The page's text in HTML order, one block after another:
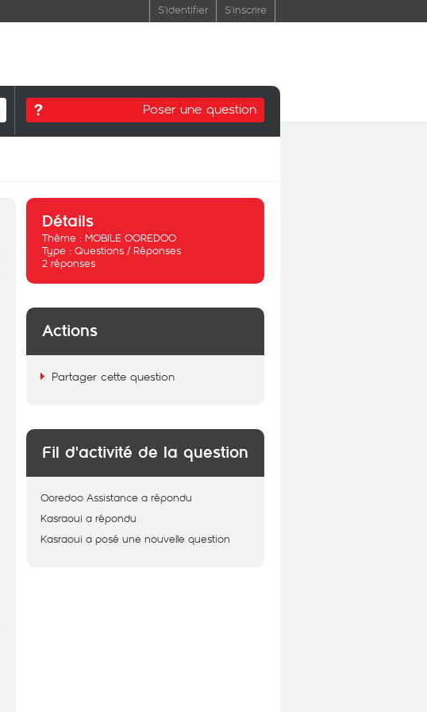
S'identifier S'inscrire
Poser une question
Détails
Thème : MOBILE OOREDOO
Type : Questions / Réponses
2 réponses
Actions
Partager cette question
Fil d'activité de la question
Ooredoo Assistance a répondu
Kasraoui a répondu
Kasraoui a posé une nouvelle question